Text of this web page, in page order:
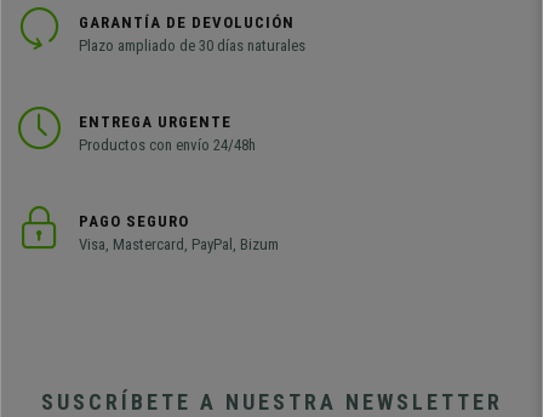
GARANTÍA DE DEVOLUCIÓN
Plazo ampliado de 30 días naturales
ENTREGA URGENTE
Productos con envío 24/48h
PAGO SEGURO
Visa, Mastercard, PayPal, Bizum
SUSCRÍBETE A NUESTRA NEWSLETTER